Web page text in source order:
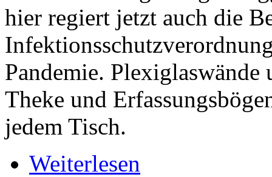
hier regiert jetzt auch die
Pandemie.
Theke und
jedem Tisch.
Weiterlesen